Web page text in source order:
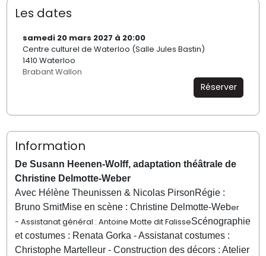
Les dates
samedi 20 mars 2027 à 20:00
Centre culturel de Waterloo (Salle Jules Bastin)
1410 Waterloo
Brabant Wallon
Réserver
Information
De Susann Heenen-Wolff, adaptation théâtrale de
Christine Delmotte-Weber
Avec Hélène Theunissen & Nicolas PirsonRégie :
Bruno SmitMise en scène : Christine Delmotte-Weber
- Assistanat général : Antoine Motte dit FalisseScénographie
et costumes : Renata Gorka - Assistanat costumes :
Christophe Martelleur - Construction des décors : Atelier